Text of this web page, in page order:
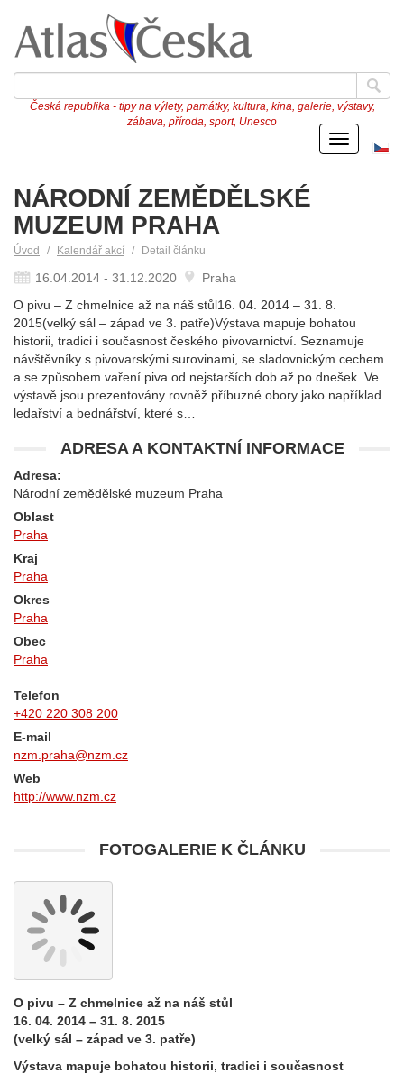
Česká republika - tipy na výlety, památky, kultura, kina, galerie, výstavy,
zábava, příroda, sport, Unesco
Menu
NÁRODNÍ ZEMĚDĚLSKÉ
MUZEUM PRAHA
Úvod Kalendář akcí Detail článku
16.04.2014 - 31.12.2020
Praha
O pivu – Z chmelnice až na náš stůl16. 04. 2014 – 31. 8.
2015(velký sál – západ ve 3. patře)Výstava mapuje bohatou
historii, tradici i současnost českého pivovarnictví. Seznamuje
návštěvníky s pivovarskými surovinami, se sladovnickým cechem
a se způsobem vaření piva od nejstarších dob až po dnešek. Ve
výstavě jsou prezentovány rovněž příbuzné obory jako například
ledařství a bednářství, které s…
ADRESA A KONTAKTNÍ INFORMACE
Adresa:
Národní zemědělské muzeum Praha
Oblast
Praha
Kraj
Praha
Okres
Praha
Obec
Praha
Telefon
+420 220 308 200
E-mail
nzm.praha@nzm.cz
Web
http://www.nzm.cz
FOTOGALERIE K ČLÁNKU
O pivu – Z chmelnice až na náš stůl
16. 04. 2014 – 31. 8. 2015
(velký sál – západ ve 3. patře)
Výstava mapuje bohatou historii, tradici i současnost